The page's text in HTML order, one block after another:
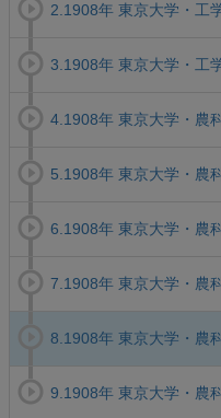
2.1908年 東京大学・工
3.1908年 東京大学・工
4.1908年 東京大学・農
5.1908年 東京大学・農
6.1908年 東京大学・農
7.1908年 東京大学・農
8.1908年 東京大学・農
9.1908年 東京大学・農